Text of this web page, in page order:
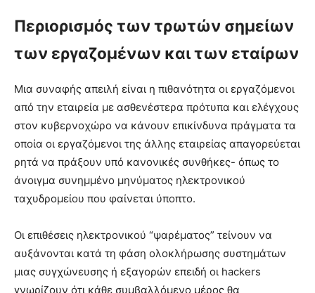
Περιορισμός των τρωτών σημείων
των εργαζομένων και των εταίρων
Μια συναφής απειλή είναι η πιθανότητα οι εργαζόμενοι
από την εταιρεία με ασθενέστερα πρότυπα και ελέγχους
στον κυβερνοχώρο να κάνουν επικίνδυνα πράγματα τα
οποία οι εργαζόμενοι της άλλης εταιρείας απαγορεύεται
ρητά να πράξουν υπό κανονικές συνθήκες- όπως το
άνοιγμα συνημμένο μηνύματος ηλεκτρονικού
ταχυδρομείου που φαίνεται ύποπτο.
Οι επιθέσεις ηλεκτρονικού “ψαρέματος” τείνουν να
αυξάνονται κατά τη φάση ολοκλήρωσης συστημάτων
μιας συγχώνευσης ή εξαγορών επειδή οι hackers
γνωρίζουν ότι κάθε συμβαλλόμενο μέρος θα